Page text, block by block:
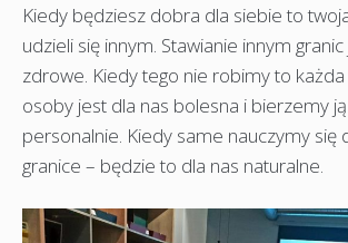
Kiedy będziesz dobra dla siebie to
udzieli się innym. Stawianie innym
zdrowe. Kiedy tego nie robimy to
osoby jest dla nas bolesna i bierzemy
personalnie. Kiedy same nauczymy się
granice – będzie to dla nas naturalne.